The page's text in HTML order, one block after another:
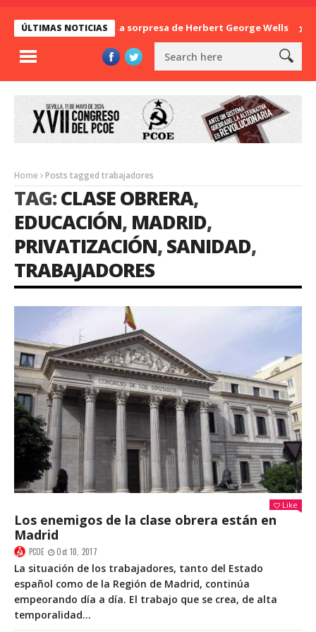
ÚLTIMAS NOTICIAS La sorpresa de Herbert George Wells
Home Posts tagged trabajadores
TAG:CLASE OBRERA,
EDUCACIÓN, MADRID,
PRIVATIZACIÓN,SANIDAD,
TRABAJADORES
Like
Los enemigos de la clase obrera están en
Madrid
PCOE Oct 10, 2017
La situación de los trabajadores, tanto del Estado
español como de la Región de Madrid, continúa
empeorando día a día. El trabajo que se crea, de alta
temporalidad...